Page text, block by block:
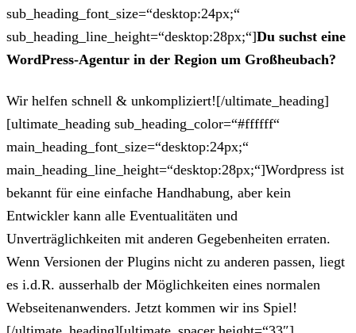
sub_heading_font_size=“desktop:24px;“
sub_heading_line_height=“desktop:28px;“]Du suchst eine
WordPress-Agentur in der Region um Großheubach?
Wir helfen schnell & unkompliziert![/ultimate_heading]
[ultimate_heading sub_heading_color=“#ffffff“
main_heading_font_size=“desktop:24px;“
main_heading_line_height=“desktop:28px;“]Wordpress ist
bekannt für eine einfache Handhabung, aber kein
Entwickler kann alle Eventualitäten und
Unverträglichkeiten mit anderen Gegebenheiten erraten.
Wenn Versionen der Plugins nicht zu anderen passen, liegt
es i.d.R. ausserhalb der Möglichkeiten eines normalen
Webseitenanwenders. Jetzt kommen wir ins Spiel!